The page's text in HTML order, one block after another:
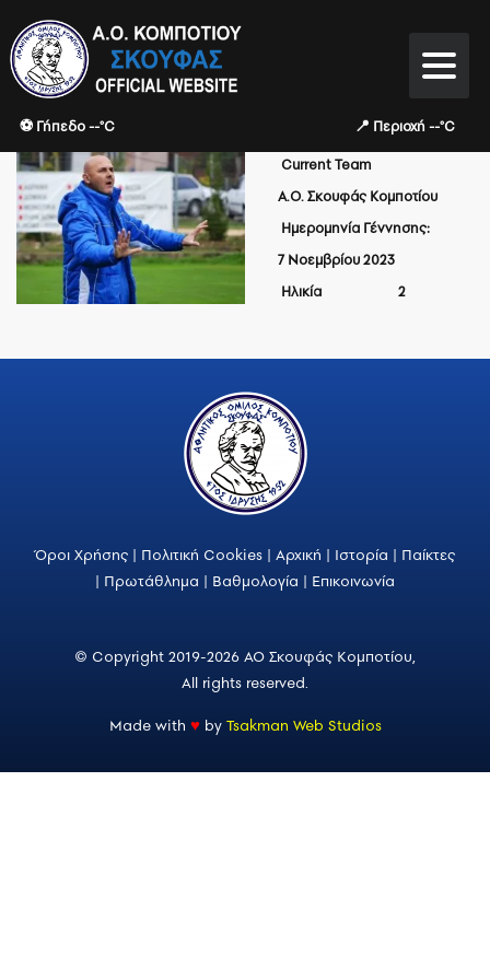
⚽ Γήπεδο --°C 📍 Περιοχή --°C
Current Team
Α.Ο. Σκουφάς Κομποτίου
Ημερομηνία Γέννησης:
7 Νοεμβρίου 2023
Ηλικία
2
Όροι Χρήσης | Πολιτική Cookies | Αρχική | Ιστορία | Παίκτες
| Πρωτάθλημα | Βαθμολογία | Επικοινωνία
© Copyright 2019-2026 ΑΟ Σκουφάς Κομποτίου,
All rights reserved.
Made with ♥ by Tsakman Web Studios